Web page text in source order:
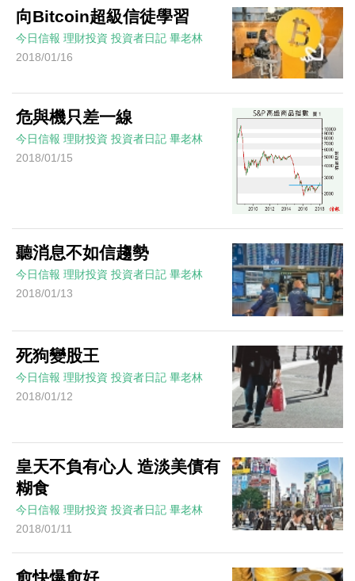
向Bitcoin超級信徒學習
今日信報 理財投資 投資者日記 畢老林
2018/01/16
危與機只差一線
今日信報 理財投資 投資者日記 畢老林
2018/01/15
聽消息不如信趨勢
今日信報 理財投資 投資者日記 畢老林
2018/01/13
死狗變股王
今日信報 理財投資 投資者日記 畢老林
2018/01/12
皇天不負有心人 造淡美債有
糊食
今日信報 理財投資 投資者日記 畢老林
2018/01/11
愈快爆愈好